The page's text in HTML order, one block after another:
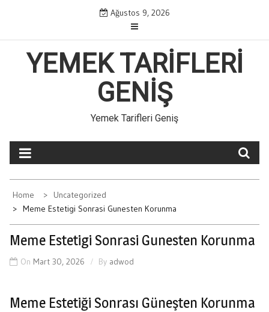
content
Ağustos 9, 2026
YEMEK TARIFLERI
GENIŞ
Yemek Tarifleri Geniş
Home
Uncategorized
Meme Estetigi Sonrasi Gunesten Korunma
Meme Estetigi Sonrasi Gunesten Korunma
On Mart 30, 2026 By adwod
Meme Estetiği Sonrası Güneşten Korunma